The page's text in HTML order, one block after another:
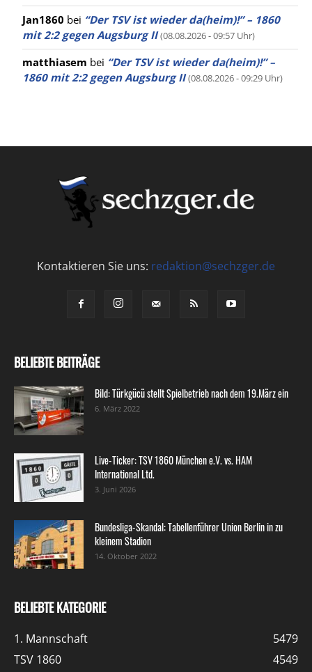
Jan1860 bei “Der TSV ist wieder da(heim)!” – 1860
mit 2:2 gegen Augsburg II (08.08.2026 - 09:57 Uhr)
matthiasem bei “Der TSV ist wieder da(heim)!” –
1860 mit 2:2 gegen Augsburg II (08.08.2026 - 09:29 Uhr)
Kontaktieren Sie uns: redaktion@sechzger.de
BELIEBTE BEITRÄGE
Bild: Türkgücü stellt Spielbetrieb nach dem 19.März ein
6. März 2022
Live-Ticker: TSV 1860 München e.V. vs. HAM
International Ltd.
3. Juni 2026
Bundesliga-Skandal: Tabellenführer Union Berlin in zu
kleinem Stadion
14. Oktober 2022
BELIEBTE KATEGORIE
1. Mannschaft
5479
TSV 1860
4549